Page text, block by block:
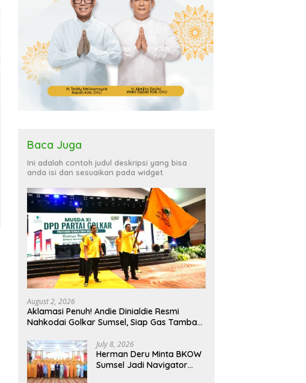
Baca Juga
Ini adalah contoh judul deskripsi yang bisa
anda isi dan sesuaikan pada widget
August 2, 2026
Aklamasi Penuh! Andie Dinialdie Resmi
Nahkodai Golkar Sumsel, Siap Gas Tambah
July 8, 2026
Herman Deru Minta BKOW
Sumsel Jadi Navigator